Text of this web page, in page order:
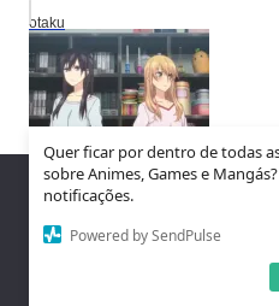
Quer ficar por dentro de todas
sobre Animes, Games e
notificações.
Powered by SendPulse
otaku
10 Animes Yuri
Nós utilizamos cookies para
experiência em nosso site. Se
assumimos que